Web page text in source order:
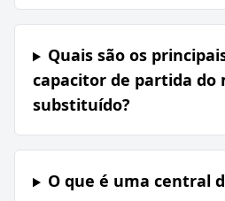
Quais são os
capacitor de partida do
substituído?
O que é uma central